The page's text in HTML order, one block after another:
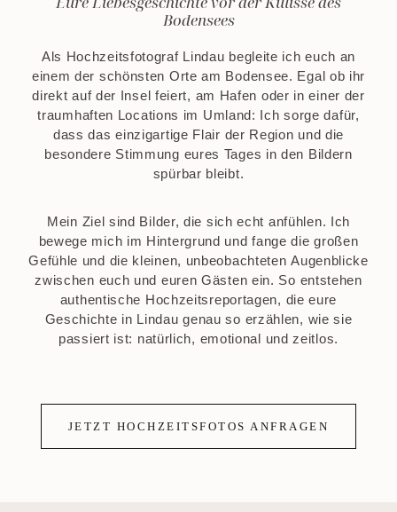
Bodensees
Als Hochzeitsfotograf Lindau begleite ich euch an
einem der schönsten Orte am Bodensee. Egal ob ihr
direkt auf der Insel feiert, am Hafen oder in einer der
traumhaften Locations im Umland: Ich sorge dafür,
dass das einzigartige Flair der Region und die
besondere Stimmung eures Tages in den Bildern
spürbar bleibt.
Mein Ziel sind Bilder, die sich echt anfühlen. Ich
bewege mich im Hintergrund und fange die großen
Gefühle und die kleinen, unbeobachteten Augenblicke
zwischen euch und euren Gästen ein. So entstehen
authentische Hochzeitsreportagen, die eure
Geschichte in Lindau genau so erzählen, wie sie
passiert ist: natürlich, emotional und zeitlos.
JETZT HOCHZEITSFOTOS ANFRAGEN